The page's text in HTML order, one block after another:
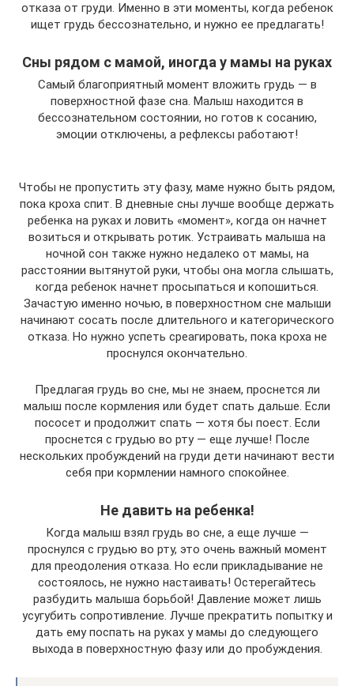
отказа от груди. Именно в эти моменты, когда ребенок
ищет грудь бессознательно, и нужно ее предлагать!
Сны рядом с мамой, иногда у мамы на руках
Самый благоприятный момент вложить грудь — в
поверхностной фазе сна. Малыш находится в
бессознательном состоянии, но готов к сосанию,
эмоции отключены, а рефлексы работают!
Чтобы не пропустить эту фазу, маме нужно быть рядом,
пока кроха спит. В дневные сны лучше вообще держать
ребенка на руках и ловить «момент», когда он начнет
возиться и открывать ротик. Устраивать малыша на
ночной сон также нужно недалеко от мамы, на
расстоянии вытянутой руки, чтобы она могла слышать,
когда ребенок начнет просыпаться и копошиться.
Зачастую именно ночью, в поверхностном сне малыши
начинают сосать после длительного и категорического
отказа. Но нужно успеть среагировать, пока кроха не
проснулся окончательно.
Предлагая грудь во сне, мы не знаем, проснется ли
малыш после кормления или будет спать дальше. Если
пососет и продолжит спать — хотя бы поест. Если
проснется с грудью во рту — еще лучше! После
нескольких пробуждений на груди дети начинают вести
себя при кормлении намного спокойнее.
Не давить на ребенка!
Когда малыш взял грудь во сне, а еще лучше —
проснулся с грудью во рту, это очень важный момент
для преодоления отказа. Но если прикладывание не
состоялось, не нужно настаивать! Остерегайтесь
разбудить малыша борьбой! Давление может лишь
усугубить сопротивление. Лучше прекратить попытку и
дать ему поспать на руках у мамы до следующего
выхода в поверхностную фазу или до пробуждения.